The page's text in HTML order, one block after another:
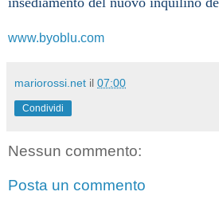
www.byoblu.com
mariorossi.net il 07:00
Condividi
Nessun commento:
Posta un commento